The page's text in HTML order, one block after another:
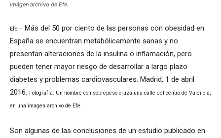
imágen archivo de Efe.
Efe – Más del 50 por ciento de las personas con obesidad en
España se encuentran metabólicamente sanas y no
presentan alteraciones de la insulina o inflamación, pero
pueden tener mayor riesgo de desarrollar a largo plazo
diabetes y problemas cardiovasculares. Madrid, 1 de abril
2016. Fotografía: Un hombre con sobrepeso cruza una calle del centro de Valencia,
en una imagen archivo de Efe.
Son algunas de las conclusiones de un estudio publicado en